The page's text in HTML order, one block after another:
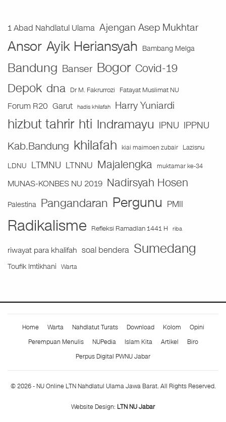
1 Abad Nahdlatul Ulama Ajengan Asep Mukhtar
Ansor Ayik Heriansyah Bambang Melga
Bandung Banser Bogor Covid-19
Depok dna Dr M. Fakrurrozi Fatayat Muslimat NU
Forum R20 Garut hadis khilafah Harry Yuniardi
hizbut tahrir hti Indramayu IPNU IPPNU
Kab.Bandung khilafah kiai maimoen zubair
Lazisnu
LDNU LTMNU LTNNU Majalengka muktamar ke-34
MUNAS-KONBES NU 2019 Nadirsyah Hosen
Palestina Pangandaran Pergunu PMII
Radikalisme Refleksi Ramadlan 1441 H riba
riwayat para khalifah soal bendera Sumedang
Toufik Imtikhani Warta
Home Warta Nahdlatut Turats Download Kolom
Opini
Perempuan Menulis
NUPedia Islam Kita Artikel
Biro
Perpus Digital PWNU Jabar
© 2026 - NU Online LTN Nahdlatul Ulama Jawa Barat. All Rights Reserved.
Website Design: LTN NU Jabar